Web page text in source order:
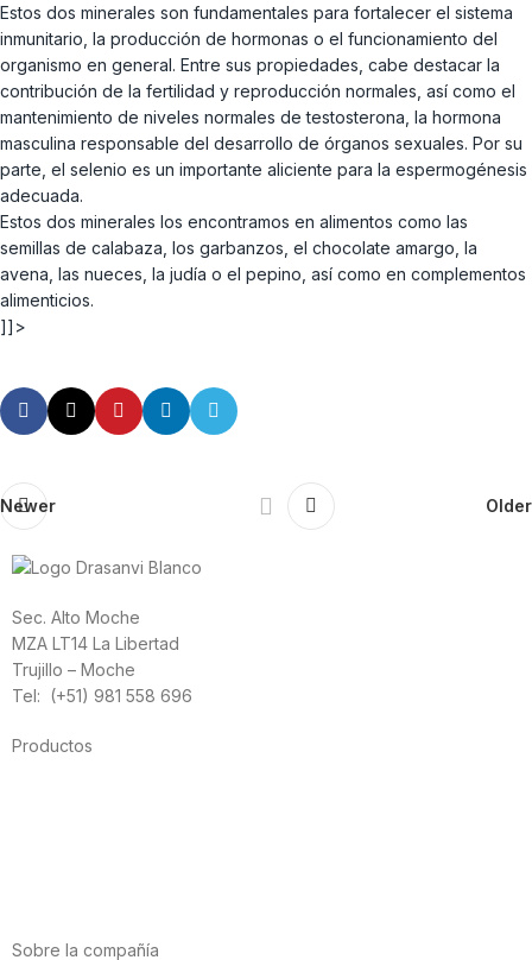
Estos dos minerales son fundamentales para fortalecer el sistema
inmunitario, la producción de hormonas o el funcionamiento del
organismo en general. Entre sus propiedades, cabe destacar la
contribución de la fertilidad y reproducción normales, así como el
mantenimiento de niveles normales de testosterona, la hormona
masculina responsable del desarrollo de órganos sexuales. Por su
parte, el selenio es un importante aliciente para la espermogénesis
adecuada.
Estos dos minerales los encontramos en alimentos como las
semillas de calabaza, los garbanzos, el chocolate amargo, la
avena, las nueces, la judía o el pepino, así como en complementos
alimenticios.
]]>
Newer Older
Sec. Alto Moche
MZA LT14 La Libertad
Trujillo – Moche
Tel: (+51) 981 558 696
Productos
Sobre la compañía